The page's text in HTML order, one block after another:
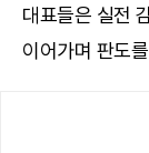
대표들은 실전
이어가며 판도